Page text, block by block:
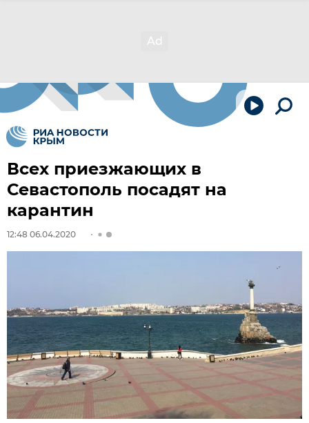
Всех приезжающих в
Севастополь посадят на
карантин
12:48 06.04.2020